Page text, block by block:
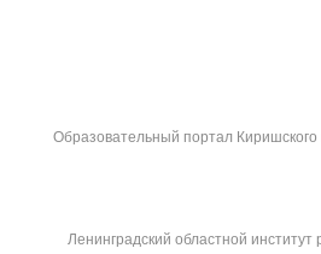
Образовательный портал
Ленинградский областной институт